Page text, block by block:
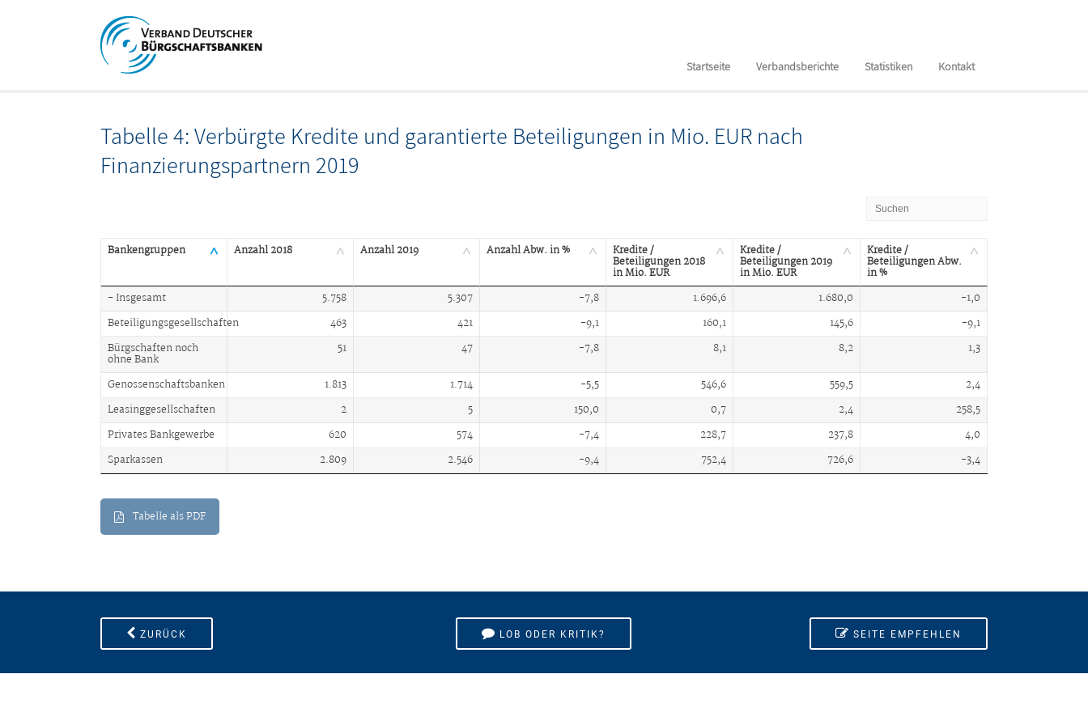
Startseite Verbandsberichte Statistiken Kontakt
Tabelle 4: Verbürgte Kredite und garantierte Beteiligungen in Mio. EUR nach
Finanzierungspartnern 2019
Bankengruppen Anzahl 2018 Anzahl 2019 Anzahl Abw. in % Kredite /
Beteiligungen 2018
in Mio. EUR
Kredite /
Beteiligungen 2019
in Mio. EUR
Kredite /
Beteiligungen Abw.
in %
- Insgesamt
5.758 5.307 -7,8 1.696,6 1.680,0
-1,0
Beteiligungsgesellschaften
463 421 -9,1 160,1 145,6
-9,1
Bürgschaften noch
ohne Bank
51 47 -7,8 8,1 8,2 1,3
Genossenschaftsbanken 1.813 1.714 -5,5 546,6 559,5
2,4
Leasinggesellschaften
2 5 150,0 0,7 2,4
258,5
Privates Bankgewerbe
620 574 -7,4 228,7 237,8
4,0
Sparkassen
2.809 2.546 -9,4 752,4 726,6 -3,4
Tabelle als PDF
ZURÜCK LOB ODER KRITIK? SEITE EMPFEHLEN